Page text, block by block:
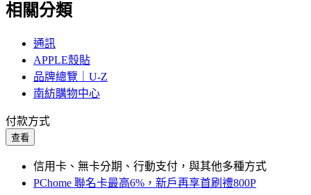
相關分類
通訊
APPLE殼貼
品牌總覽｜U-Z
南紡購物中心
付款方式
查看
信用卡、無卡分期、行動支付，與其他多種方式
PChome 聯名卡最高6%，新戶再享首刷禮800P